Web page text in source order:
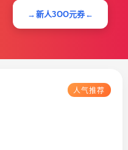
→新人3OO元券←
人气推荐